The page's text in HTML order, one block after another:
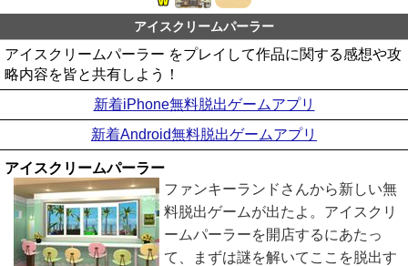
アイスクリームパーラー
アイスクリームパーラー をプレイして作品に関する感想や攻
略内容を皆と共有しよう！
新着iPhone無料脱出ゲームアプリ
新着Android無料脱出ゲームアプリ
アイスクリームパーラー
ファンキーランドさんから新しい無
料脱出ゲームが出たよ。アイスクリ
ームパーラーを開店するにあたっ
て、まずは謎を解いてここを脱出す